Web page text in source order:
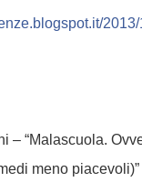
/2013/
– “Malascuola.
meno piacevoli)”